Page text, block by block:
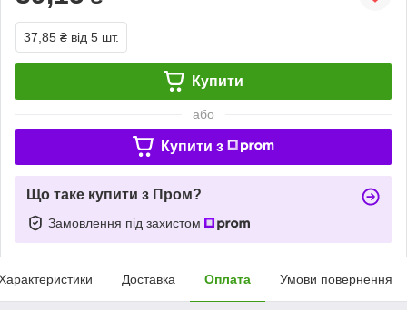
37,85 ₴ від 5 шт.
Купити
або
Купити з
Що таке купити з Пром?
Замовлення під захистом
Доставка Оплата Умови повернення